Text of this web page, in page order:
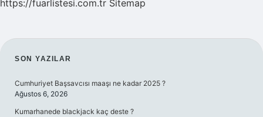
https://fuarlistesi.com.tr Sitemap
SIDEBAR
SON YAZILAR
Cumhuriyet Başsavcısı maaşı ne kadar 2025 ?
Ağustos 6, 2026
Kumarhanede blackjack kaç deste ?